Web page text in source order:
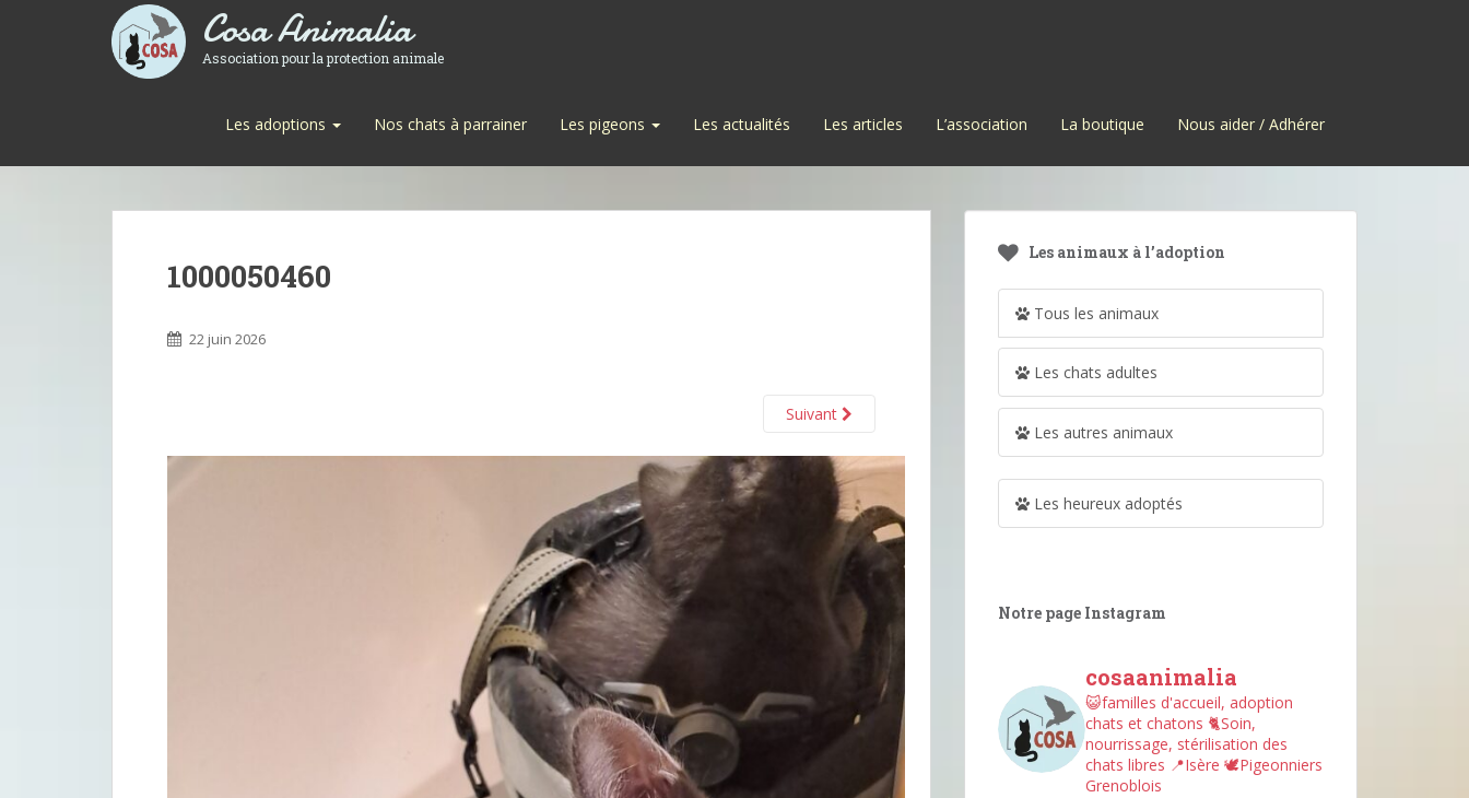
Cosa Animalia
Association pour la protection animale
Les adoptions Nos chats à parrainer Les pigeons Les actualités Les articles L’association La boutique Nous aider / Adhérer
1000050460
22 juin 2026
Suivant
Les animaux à l’adoption
Tous les animaux
Les chats adultes
Les autres animaux
Les heureux adoptés
Notre page Instagram
cosaanimalia
😺familles d'accueil, adoption
chats et chatons 🐈Soin,
nourrissage, stérilisation des
chats libres 📍Isère 🕊︎Pigeonniers
Grenoblois